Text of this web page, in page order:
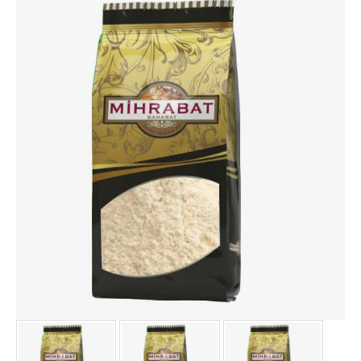
IHLAMUR 200 GR
İSOT BİBER (ACI) 1000 GR
İSOT BİBER (ACI) 500 GR
KABARTMA TOZU 1000 GR
KAKULE ÖĞÜTÜLMÜŞ 1000.
KAKULE ÖĞÜTÜLMÜŞ 500 .
KAKULE TANE 1000 GR
KAKULE TANE 500 GR
KARANFİL 1000 GR
KARANFİL 500 GR
KARBONAT 1000 GR
KEKİK TEK KULLANIMLIK 1000.
KETEN TOHUMU 1000 GR
KETEN TOHUMU 500 GR
KİŞNİŞ TANE 1000 GR
KİŞNİŞ TANE 500 GR